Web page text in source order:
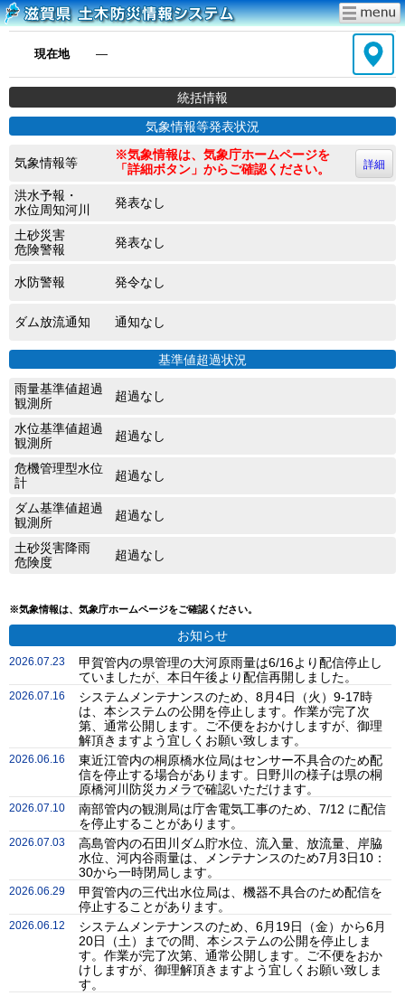
現在地 ―
統括情報
気象情報等発表状況
気象情報等
※気象情報は、気象庁ホームページを
「詳細ボタン」からご確認ください。
詳細
洪水予報・
水位周知河川
発表なし
土砂災害
危険警報
発表なし
水防警報 発令なし
ダム放流通知 通知なし
基準値超過状況
雨量基準値超過
観測所
超過なし
水位基準値超過
観測所
超過なし
危機管理型水位
計
超過なし
ダム基準値超過
観測所
超過なし
土砂災害降雨
危険度
超過なし
※気象情報は、気象庁ホームページをご確認ください。
お知らせ
2026.07.23
甲賀管内の県管理の大河原雨量は6/16より配信停止し
ていましたが、本日午後より配信再開しました。
2026.07.16
システムメンテナンスのため、8月4日（火）9-17時
は、本システムの公開を停止します。作業が完了次
第、通常公開します。ご不便をおかけしますが、御理
解頂きますよう宜しくお願い致します。
2026.06.16
東近江管内の桐原橋水位局はセンサー不具合のため配
信を停止する場合があります。日野川の様子は県の桐
原橋河川防災カメラで確認いただけます。
2026.07.10
南部管内の観測局は庁舎電気工事のため、7/12 に配信
を停止することがあります。
2026.07.03
高島管内の石田川ダム貯水位、流入量、放流量、岸脇
水位、河内谷雨量は、メンテナンスのため7月3日10：
30から一時閉局します。
2026.06.29
甲賀管内の三代出水位局は、機器不具合のため配信を
停止することがあります。
2026.06.12
システムメンテナンスのため、6月19日（金）から6月
20日（土）までの間、本システムの公開を停止しま
す。作業が完了次第、通常公開します。ご不便をおか
けしますが、御理解頂きますよう宜しくお願い致しま
す。